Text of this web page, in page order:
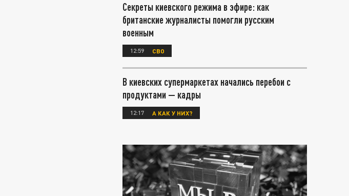
Секреты киевского режима в эфире: как
британские журналисты помогли русским
военным
12:59 СВО
В киевских супермаркетах начались перебои с
продуктами — кадры
12:17 А КАК У НИХ?